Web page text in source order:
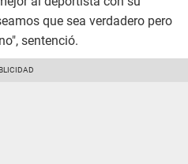
que sea verdadero pero
sentenció.